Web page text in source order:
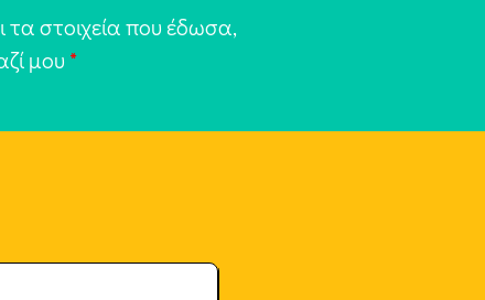
στοιχεία που έδωσα,
μου *